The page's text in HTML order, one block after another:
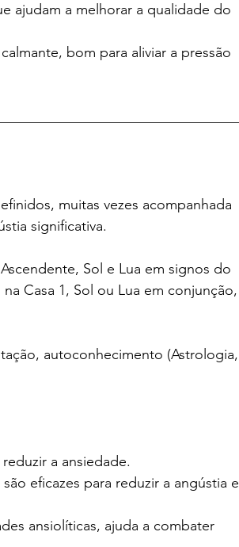
ajudam a melhorar a qualidade do
bom para aliviar a pressão
muitas vezes acompanhada
significativa.
Ascendente, Sol e Lua em signos do
Casa 1, Sol ou Lua em conjunção,
autoconhecimento (Astrologia,
a ansiedade.
eficazes para reduzir a angústia e
ansiolíticas, ajuda a combater